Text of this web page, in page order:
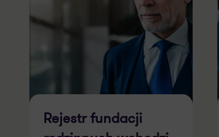
Rejestr fundacji